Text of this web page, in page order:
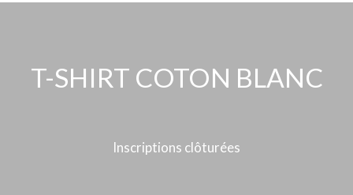
T-SHIRT COTON BLANC
Inscriptions clôturées